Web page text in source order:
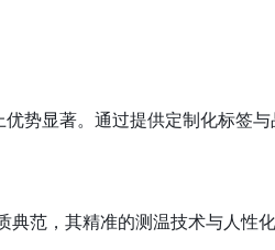
优势显著。通过提供定制化标签
范，其精准的测温技术与人性化